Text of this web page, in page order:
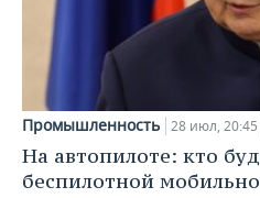
Промышленность 28 июл, 20:45
На автопилоте: кто
беспилотной